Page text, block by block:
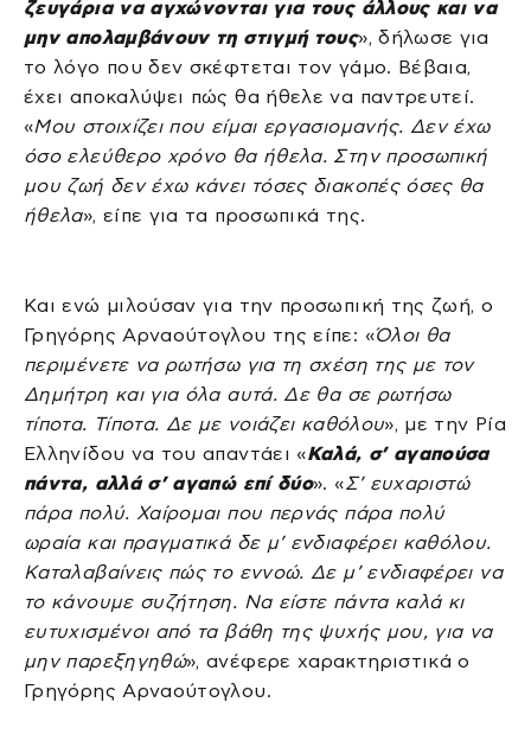
ζευγάρια να αγχώνονται για τους άλλους και να
μην απολαμβάνουν τη στιγμή τους», δήλωσε για
το λόγο που δεν σκέφτεται τον γάμο. Βέβαια,
έχει αποκαλύψει πώς θα ήθελε να παντρευτεί.
«Μου στοιχίζει που είμαι εργασιομανής. Δεν έχω
όσο ελεύθερο χρόνο θα ήθελα. Στην προσωπική
μου ζωή δεν έχω κάνει τόσες διακοπές όσες θα
ήθελα», είπε για τα προσωπικά της.
Και ενώ μιλούσαν για την προσωπική της ζωή, ο
Γρηγόρης Αρναούτογλου της είπε: «Όλοι θα
περιμένετε να ρωτήσω για τη σχέση της με τον
Δημήτρη και για όλα αυτά. Δε θα σε ρωτήσω
τίποτα. Τίποτα. Δε με νοιάζει καθόλου», με την Ρία
Ελληνίδου να του απαντάει «Καλά, σ’ αγαπούσα
πάντα, αλλά σ’ αγαπώ επί δύο». «Σ’ ευχαριστώ
πάρα πολύ. Χαίρομαι που περνάς πάρα πολύ
ωραία και πραγματικά δε μ’ ενδιαφέρει καθόλου.
Καταλαβαίνεις πώς το εννοώ. Δε μ’ ενδιαφέρει να
το κάνουμε συζήτηση. Να είστε πάντα καλά κι
ευτυχισμένοι από τα βάθη της ψυχής μου, για να
μην παρεξηγηθώ», ανέφερε χαρακτηριστικά ο
Γρηγόρης Αρναούτογλου.